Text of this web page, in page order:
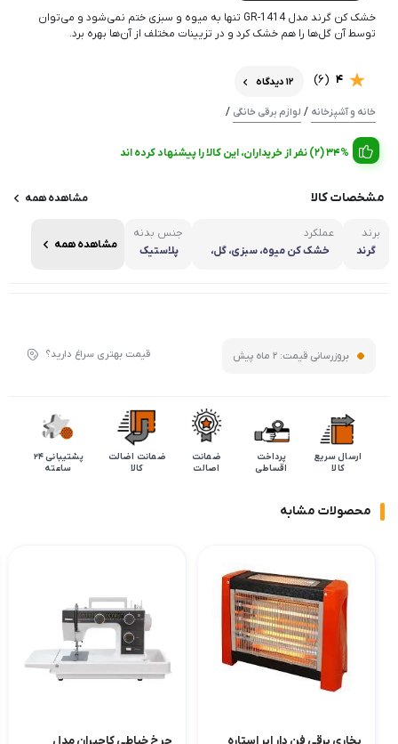
خشک کن گرند مدل GR-1414 تنها به میوه و سبزی ختم نمی‌شود و می‌توان
توسط آن گل‌ها را هم خشک کرد و در تزیینات مختلف از آن‌ها بهره برد.
4
(6) 12 دیدگاه
خانه و آشپزخانه / لوازم برقی خانگی /
34% (2) نفر از خریداران، این کالا را پیشنهاد کرده اند
مشخصات کالا مشاهده همه
برند
گرند
عملکرد
خشک کن میوه، سبزی، گل،
جنس بدنه
پلاستیک
مشاهده همه
بروزرسانی قیمت: 2 ماه پیش قیمت بهتری سراغ دارید؟
ارسال سریع
کالا
پرداخت
اقساطی
ضمانت
اصالت
ضمانت اضالت
کالا
پشتیبانی 24
ساعته
محصولات مشابه
بخاری برقی فن دار ابر استاره چرخ خیاطی کاچیران مدل